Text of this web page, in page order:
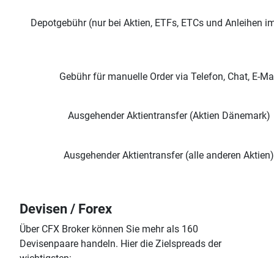
Depotgebühr (nur bei Aktien, ETFs, ETCs und Anleihen
Gebühr für manuelle Ordervia Telefon, Chat, E-
Ausgehender Aktientransfer (Aktien Dänemark)
Ausgehender Aktientransfer (alle anderen Aktien)
Devisen / Forex
Über CFX Broker können Sie mehr als 160
Devisenpaare handeln. Hier die Zielspreads der